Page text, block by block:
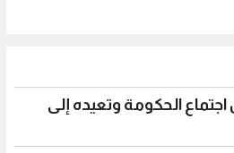
الحكومة وتعيده إلى